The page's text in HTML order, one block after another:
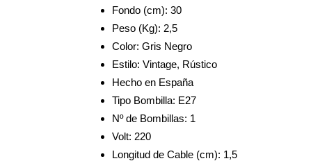
Fondo (cm): 30
Peso (Kg): 2,5
Color: Gris Negro
Estilo: Vintage, Rústico
Hecho en España
Tipo Bombilla: E27
Nº de Bombillas: 1
Volt: 220
Longitud de Cable (cm): 1,5